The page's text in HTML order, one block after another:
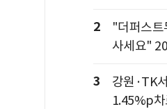
2
"더퍼스트
사세요"
3
강원·TK
1.45%p차